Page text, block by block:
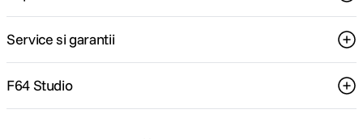
Service si garantii
F64 Studio